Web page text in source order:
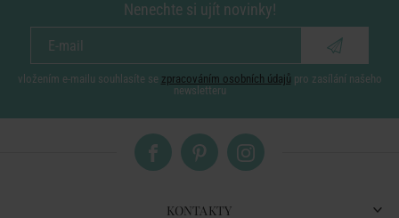
Nenechte si ujít novinky!
vložením e-mailu souhlasíte se zpracováním osobních údajů pro zasílání našeho
newsletteru
KONTAKTY